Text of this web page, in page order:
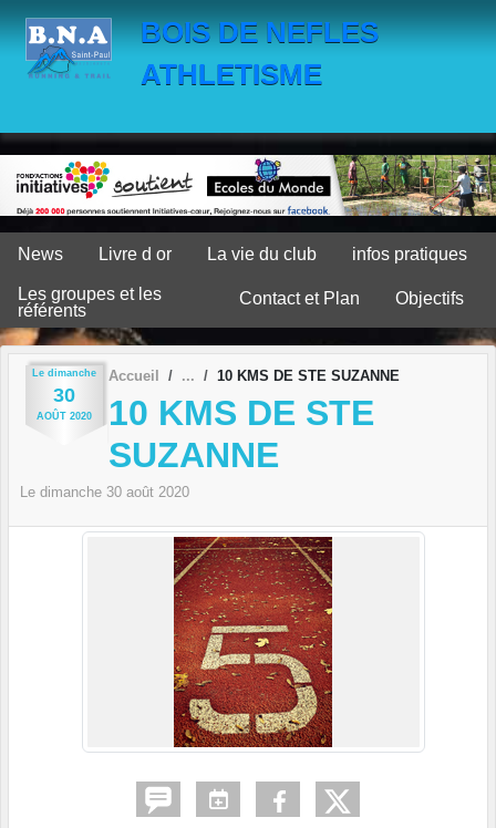
BOIS DE NEFLES
ATHLETISME
News Livre d or La vie du club infos pratiques
Les groupes et les
référents
Contact et Plan Objectifs
Le dimanche
30
AOÛT 2020
Accueil 10 KMS DE STE SUZANNE
10 KMS DE STE
SUZANNE
Le dimanche 30 août 2020